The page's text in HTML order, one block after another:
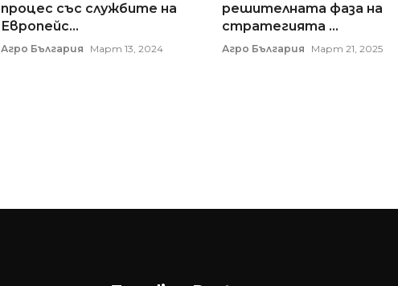
процес със службите на
Европейс...
Агро България Март 13, 2024
решителната фаза на
стратегията ...
Агро България Март 21, 2025